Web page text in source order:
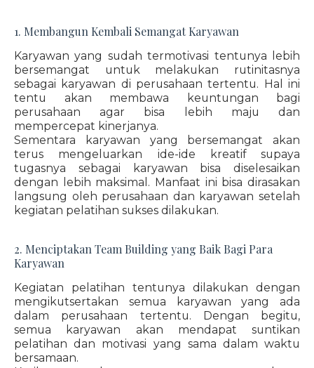
1. Membangun Kembali Semangat Karyawan
Karyawan yang sudah termotivasi tentunya lebih
bersemangat untuk melakukan rutinitasnya
sebagai karyawan di perusahaan tertentu. Hal ini
tentu akan membawa keuntungan bagi
perusahaan agar bisa lebih maju dan
mempercepat kinerjanya.
Sementara karyawan yang bersemangat akan
terus mengeluarkan ide-ide kreatif supaya
tugasnya sebagai karyawan bisa diselesaikan
dengan lebih maksimal. Manfaat ini bisa dirasakan
langsung oleh perusahaan dan karyawan setelah
kegiatan pelatihan sukses dilakukan.
2. Menciptakan Team Building yang Baik Bagi Para
Karyawan
Kegiatan pelatihan tentunya dilakukan dengan
mengikutsertakan semua karyawan yang ada
dalam perusahaan tertentu. Dengan begitu,
semua karyawan akan mendapat suntikan
pelatihan dan motivasi yang sama dalam waktu
bersamaan.